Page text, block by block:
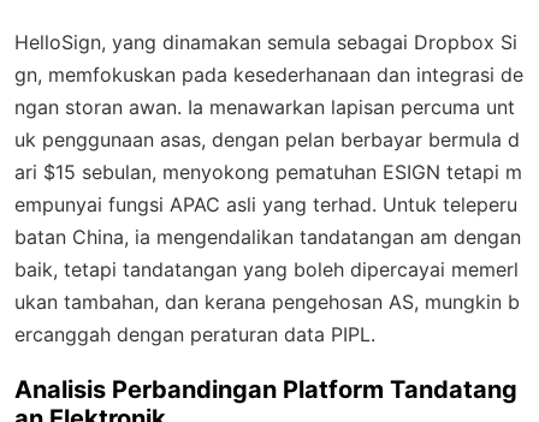
HelloSign, yang dinamakan semula sebagai Dropbox Si
gn, memfokuskan pada kesederhanaan dan integrasi de
ngan storan awan. Ia menawarkan lapisan percuma unt
uk penggunaan asas, dengan pelan berbayar bermula d
ari $15 sebulan, menyokong pematuhan ESIGN tetapi m
empunyai fungsi APAC asli yang terhad. Untuk teleperu
batan China, ia mengendalikan tandatangan am dengan
baik, tetapi tandatangan yang boleh dipercayai memerl
ukan tambahan, dan kerana pengehosan AS, mungkin b
ercanggah dengan peraturan data PIPL.
Analisis Perbandingan Platform Tandatang